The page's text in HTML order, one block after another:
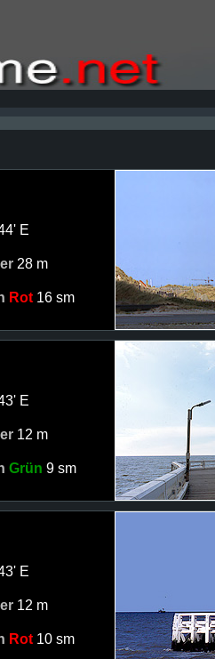
E
28 m
Rot 16 sm
E
12 m
Grün 9 sm
E
12 m
Rot 10 sm